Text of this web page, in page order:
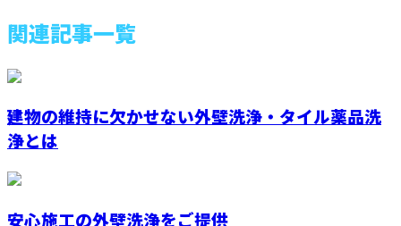
関連記事一覧
建物の維持に欠かせない外壁洗浄・タイル薬品洗
浄とは
安心施工の外壁洗浄をご提供